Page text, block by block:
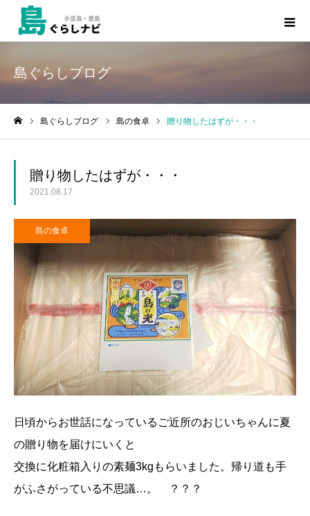
島ぐらしブログ
島ぐらしブログ 島の食卓 贈り物したはずが・・・
贈り物したはずが・・・
2021.08.17
島の食卓
日頃からお世話になっているご近所のおじいちゃんに夏
の贈り物を届けにいくと
交換に化粧箱入りの素麺3kgもらいました。帰り道も手
がふさがっている不思議…。 ？？？